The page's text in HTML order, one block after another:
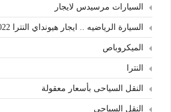
السيارات مرسيدس لايجار
السيارة الرياضيه .. ايجار هيونداي النترا 2022
الميكروباص
النترا
النقل السياحى بأسعار معقولة
النقل السياحي